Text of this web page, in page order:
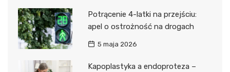
Potrącenie 4-latki na przejściu:
apel o ostrożność na drogach
5 maja 2026
Kapoplastyka a endoproteza –